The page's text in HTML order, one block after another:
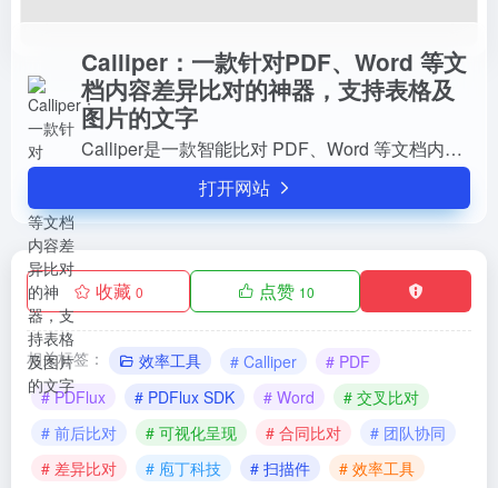
Calliper：一款针对PDF、Word 等文
档内容差异比对的神器，支持表格及
图片的文字
Calliper是一款智能比对 PDF、Word 等文档内容差异的工具，识别内容包括表格、图片中的文字。
打开网站
收藏 0 点赞 10
相关标签： 效率工具 # Calliper
# PDF
# PDFlux
# PDFlux SDK # Word
# 交叉比对
# 前后比对
# 可视化呈现 # 合同比对
# 团队协同
# 差异比对
# 庖丁科技 # 扫描件
# 效率工具